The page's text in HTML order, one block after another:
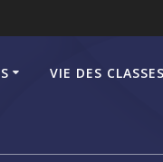
VIE DES CLASSES